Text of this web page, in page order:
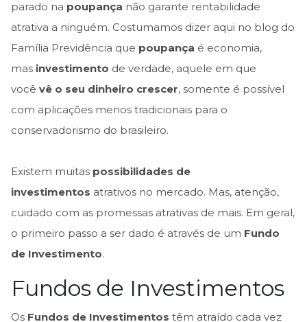
parado na poupança não garante rentabilidade
atrativa a ninguém. Costumamos dizer aqui no blog do
Família Previdência que poupança é economia,
mas investimento de verdade, aquele em que
você vê o seu dinheiro crescer, somente é possível
com aplicações menos tradicionais para o
conservadorismo do brasileiro.
Existem muitas possibilidades de
investimentos atrativos no mercado. Mas, atenção,
cuidado com as promessas atrativas de mais. Em geral,
o primeiro passo a ser dado é através de um Fundo
de Investimento.
Fundos de Investimentos
Os Fundos de Investimentos têm atraído cada vez